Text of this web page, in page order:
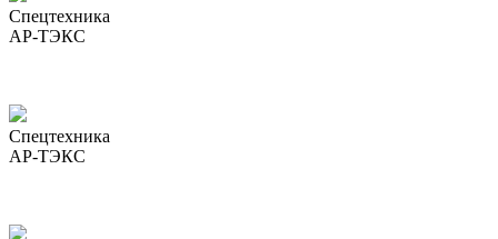
Спецтехника
АР-ТЭКС
Спецтехника
АР-ТЭКС